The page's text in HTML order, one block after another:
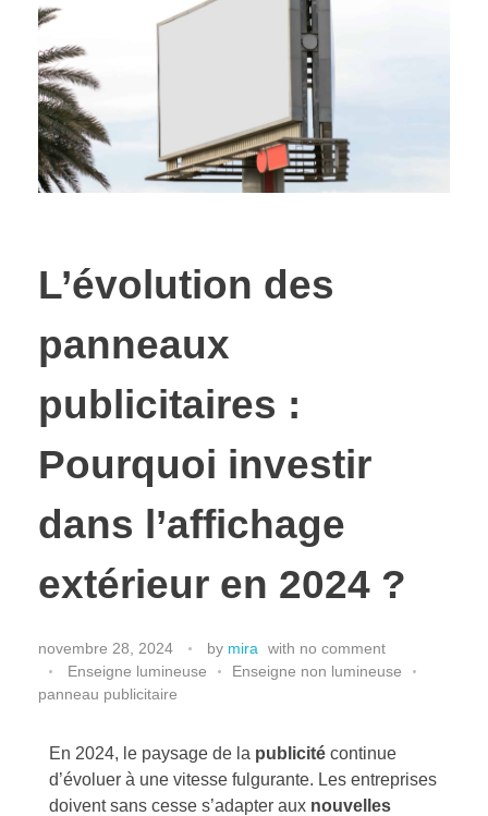
L’évolution des
panneaux
publicitaires :
Pourquoi investir
dans l’affichage
extérieur en 2024 ?
novembre 28, 2024 by mira with no comment
Enseigne lumineuse
Enseigne non lumineuse
panneau publicitaire
En 2024, le paysage de la publicité continue
d’évoluer à une vitesse fulgurante. Les entreprises
doivent sans cesse s’adapter aux nouvelles